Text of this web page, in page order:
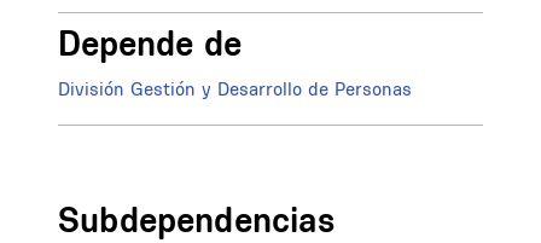
Depende de
División Gestión y Desarrollo de Personas
Subdependencias